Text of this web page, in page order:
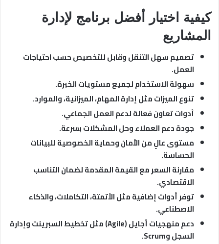
كيفية اختيار أفضل برنامج لإدارة
المشاريع
تصميم سهل التنقل وقابل للتخصيص حسب احتياجات
العمل.
سهولة الاستخدام لجميع مستويات الخبرة.
تنوع الميزات مثل إدارة المهام، الميزانية، والموارد.
أدوات تعاون فعالة لدعم العمل الجماعي.
جودة دعم العملاء وحل المشكلات بسرعة.
مستوى عالٍ من الأمان وحماية الخصوصية للبيانات
الحساسة.
مقارنة السعر مع القيمة المقدمة لضمان التناسب
الاقتصادي.
توفر أدوات إضافية مثل الأتمتة، التكاملات، والذكاء
الاصطناعي.
دعم منهجيات أجايل (Agile) مثل تخطيط السبرينت وإدارة
السجل وScrum.